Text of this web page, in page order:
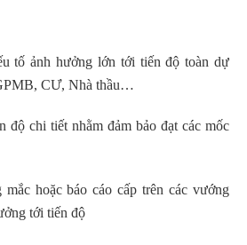
tố ảnh hưởng lớn tới tiến độ toàn dự
CƯ, Nhà thầu…
độ chi tiết nhằm đảm bảo đạt các mốc
hoặc báo cáo cấp trên các vướng
tới tiến độ